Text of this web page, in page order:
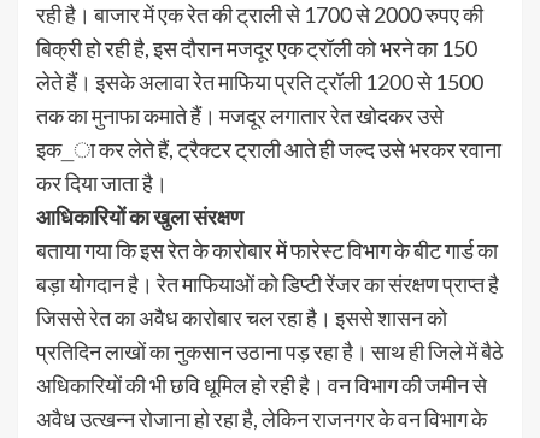
रही है। बाजार में एक रेत की ट्राली से 1700 से 2000 रुपए की
बिक्री हो रही है, इस दौरान मजदूर एक ट्रॉली को भरने का 150
लेते हैं। इसके अलावा रेत माफिया प्रति ट्रॉली 1200 से 1500
तक का मुनाफा कमाते हैं। मजदूर लगातार रेत खोदकर उसे
इक_ा कर लेते हैं, ट्रैक्टर ट्राली आते ही जल्द उसे भरकर रवाना
कर दिया जाता है।
आधिकारियों का खुला संरक्षण
बताया गया कि इस रेत के कारोबार में फारेस्ट विभाग के बीट गार्ड का
बड़ा योगदान है। रेत माफियाओं को डिप्टी रेंजर का संरक्षण प्राप्त है
जिससे रेत का अवैध कारोबार चल रहा है। इससे शासन को
प्रतिदिन लाखों का नुकसान उठाना पड़ रहा है। साथ ही जिले में बैठे
अधिकारियों की भी छवि धूमिल हो रही है। वन विभाग की जमीन से
अवैध उत्खन्न रोजाना हो रहा है, लेकिन राजनगर के वन विभाग के